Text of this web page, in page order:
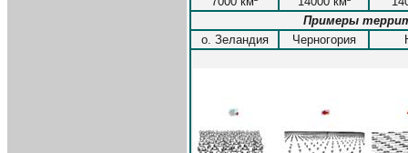
Примеры
о. Зеландия
Черногория